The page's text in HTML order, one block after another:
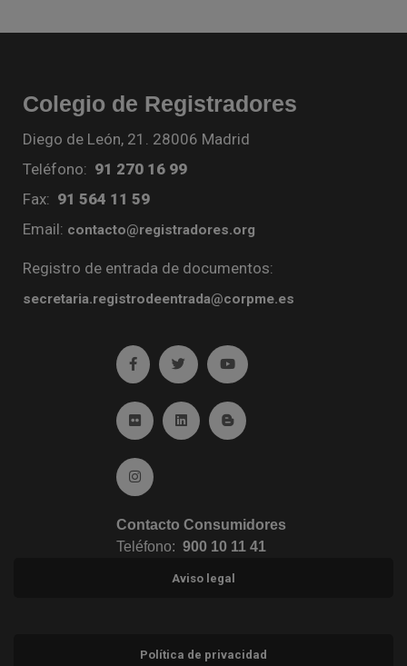
Colegio de Registradores
Diego de León, 21. 28006 Madrid
Teléfono: 91 270 16 99
Fax: 91 564 11 59
Email: contacto@registradores.org
Registro de entrada de documentos:
secretaria.registrodeentrada@corpme.es
Ir a facebook (abre en ventana nueva)
Ir a twitter (abre en ventana nueva)
Ir a YouTube (abre en
Ir a Flickr (abre en ventana nueva)
Ir a Linkedin (abre en ventana nueva)
Ir al Blog (abre en ventana
Ir a Instagram (abre en ventana nueva)
Contacto Consumidores
Teléfono: 900 10 11 41
Aviso legal
Política de privacidad